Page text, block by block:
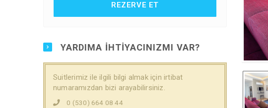
REZERVE ET
YARDIMA IHTIYACINIZMI VAR?
Suitlerimiz ile ilgili bilgi almak için irtibat
numaramızdan bizi arayabilirsiniz.
0 (530) 664 08 44